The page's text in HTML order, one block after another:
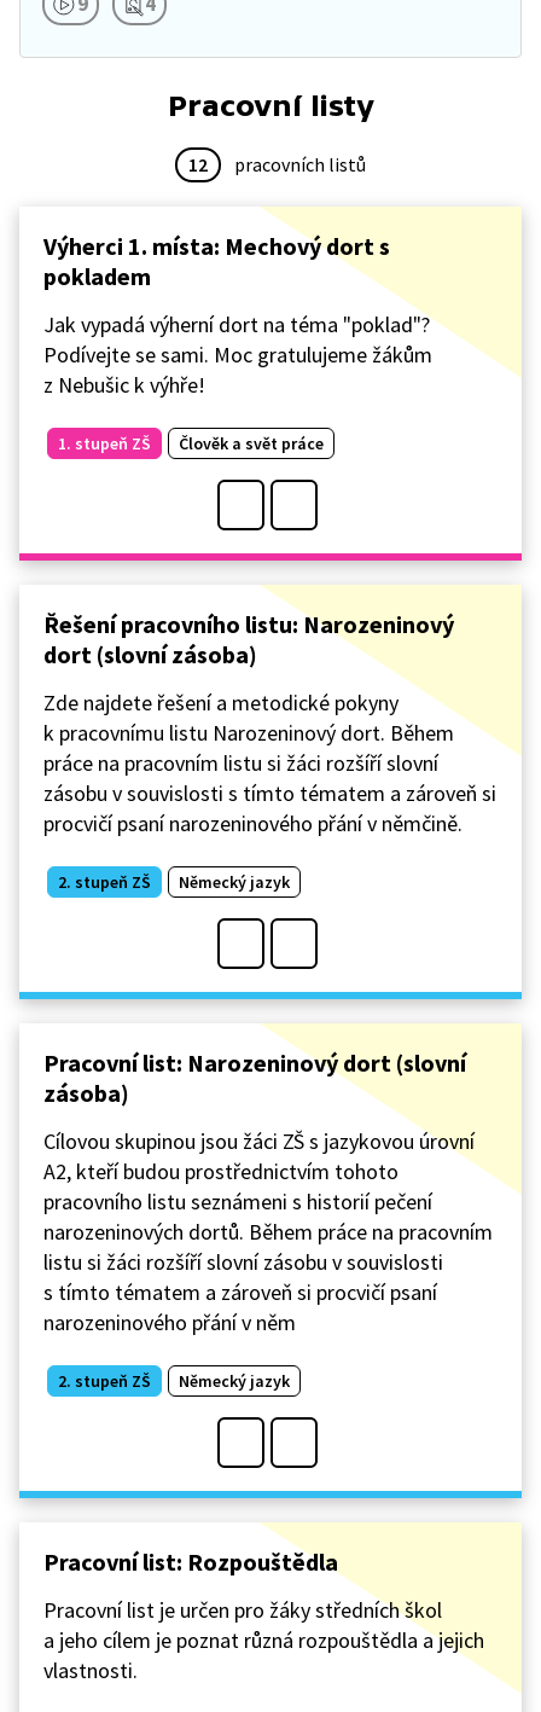
Pracovní listy
12 pracovních listů
Výherci 1. místa: Mechový dort s
pokladem
Jak vypadá výherní dort na téma "poklad"?
Podívejte se sami. Moc gratulujeme žákům
z Nebušic k výhře!
1. stupeň ZŠ Člověk a svět práce
Řešení pracovního listu: Narozeninový
dort (slovní zásoba)
Zde najdete řešení a metodické pokyny
k pracovnímu listu Narozeninový dort. Během
práce na pracovním listu si žáci rozšíří slovní
zásobu v souvislosti s tímto tématem a zároveň si
procvičí psaní narozeninového přání v němčině.
2. stupeň ZŠ Německý jazyk
Pracovní list: Narozeninový dort (slovní
zásoba)
Cílovou skupinou jsou žáci ZŠ s jazykovou úrovní
A2, kteří budou prostřednictvím tohoto
pracovního listu seznámeni s historií pečení
narozeninových dortů. Během práce na pracovním
listu si žáci rozšíří slovní zásobu v souvislosti
s tímto tématem a zároveň si procvičí psaní
narozeninového přání v něm
2. stupeň ZŠ Německý jazyk
Pracovní list: Rozpouštědla
Pracovní list je určen pro žáky středních škol
a jeho cílem je poznat různá rozpouštědla a jejich
vlastnosti.